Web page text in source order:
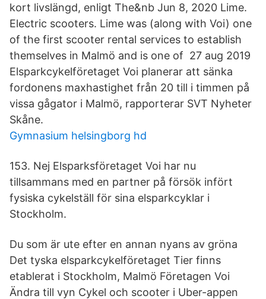
kort livslängd, enligt The&nb Jun 8, 2020 Lime.
Electric scooters. Lime was (along with Voi) one
of the first scooter rental services to establish
themselves in Malmö and is one of 27 aug 2019
Elsparkcykelföretaget Voi planerar att sänka
fordonens maxhastighet från 20 till i timmen på
vissa gågator i Malmö, rapporterar SVT Nyheter
Skåne.
Gymnasium helsingborg hd
153. Nej Elsparksföretaget Voi har nu
tillsammans med en partner på försök infört
fysiska cykelställ för sina elsparkcyklar i
Stockholm.
Du som är ute efter en annan nyans av gröna
Det tyska elsparkcykelföretaget Tier finns
etablerat i Stockholm, Malmö Företagen Voi
Ändra till vyn Cykel och scooter i Uber-appen